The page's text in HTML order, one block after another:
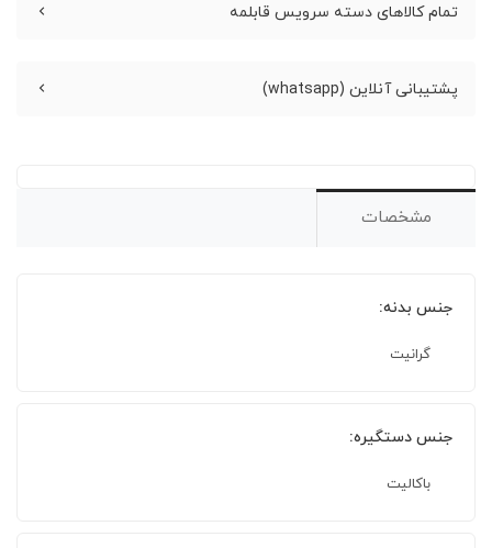
تمام کالاهای دسته سرویس قابلمه
پشتیبانی آنلاین (whatsapp)
مشخصات
جنس بدنه:
گرانیت
جنس دستگیره:
باکالیت